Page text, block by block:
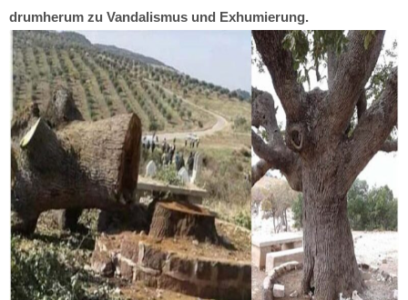
drumherum zu Vandalismus und Exhumierung.